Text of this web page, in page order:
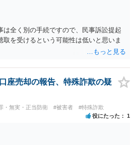
は全く別の手続ですので、民事訴訟提起
取を受けるという可能性は低いと思いま
座売却の報告、特殊詐欺の疑
・無実・正当防衛 #被害者 #特殊詐欺
役にたった 1